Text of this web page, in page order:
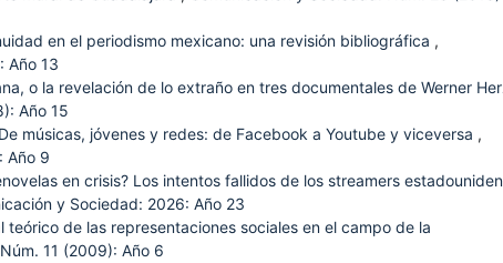
en el periodismo mexicano: una revisión bibliográfica ,
Año 13
o la revelación de lo extraño en tres documentales de Werner
Año 15
músicas, jóvenes y redes: de Facebook a Youtube y viceversa ,
Año 9
en crisis? Los intentos fallidos de los streamers
y Sociedad: 2026: Año 23
teórico de las representaciones sociales en el campo de la
11 (2009): Año 6